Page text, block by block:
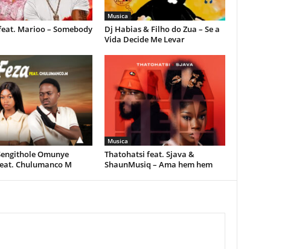
Marioo – Somebody
Musica
Dj Habias & Filho do Zua – Se a
Vida Decide Me Levar
Omunye
Chulumanco M
Musica
Thatohatsi feat. Sjava &
ShaunMusiq – Ama hem hem